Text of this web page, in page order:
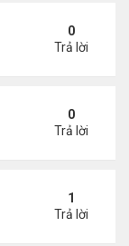
400 triệu đồng/
0
Trả lời
Tạ Đình Phong
0
Trả lời
đột quỵ.
1
Trả lời